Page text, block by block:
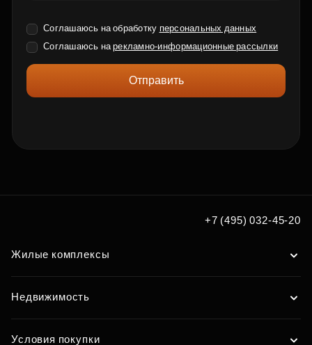
Соглашаюсь на обработку персональных данных
Соглашаюсь нарекламно-информационные рассылки
Отправить
+7 (495) 032-45-20
Жилые комплексы
Недвижимость
Условия покупки